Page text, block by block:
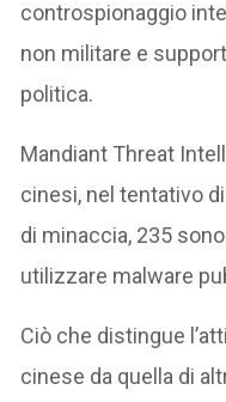
controspionaggio
non militare e
politica.
Mandiant Threat
cinesi, nel tentativo
di minaccia, 235
utilizzare malware
Ciò che distingue
cinese da quella di